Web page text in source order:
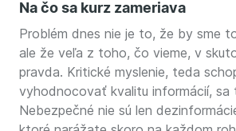
Na čo sa kurz zameriava
Problém dnes nie je to, že by sme
ale že veľa z toho, čo vieme, v
pravda. Kritické myslenie, teda
vyhodnocovať kvalitu informácií, sa
Nebezpečné nie sú len